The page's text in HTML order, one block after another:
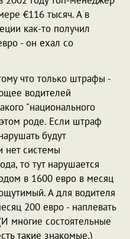
€116 тысяч. А в
как-то получил
- он ехал со
что только штрафы -
водителей
"национального
роде. Если штраф
будут
нет системы
то тут нарушается
в 1600 евро в месяц
А для водителя
200 евро - наплевать
многие состоятельные
такие знакомые.)